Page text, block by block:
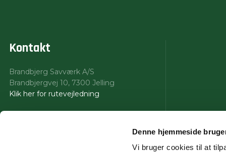
Denne hjemmeside
Vi bruger cookies til at
Kontakt
Brandbjerg Savværk A/S​
​Brandbjergvej 10, 7300 Jelling
Klik her for rutevejledning